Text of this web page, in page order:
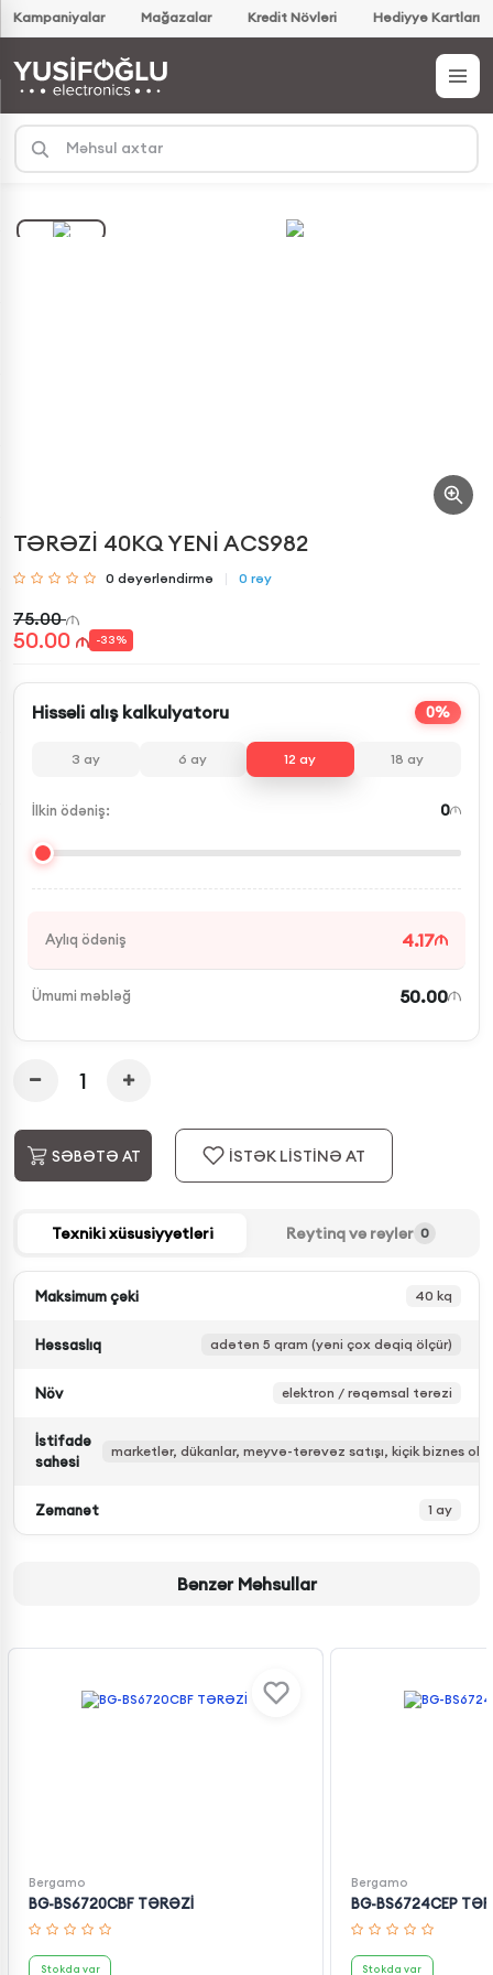
Kampaniyalar Mağazalar Kredit Növləri Hədiyyə Kartları
TƏRƏZİ 40KQ YENİ ACS982
0 dəyərləndirmə 0 rəy
75.00
50.00 -33%
Hissəli alış kalkulyatoru 0%
3 ay 6 ay 12 ay 18 ay
İlkin ödəniş: 0
Aylıq ödəniş 4.17
Ümumi məbləğ 50.00
SƏBƏTƏ AT İSTƏK LİSTİNƏ AT
Texniki xüsusiyyətləri Reytinq və rəylər 0
Maksimum çəki 40 kq
Həssaslıq adətən 5 qram (yəni çox dəqiq ölçür)
Növ elektron / rəqəmsal tərəzi
İstifadə
sahəsi
marketlər, dükanlar, meyvə-tərəvəz satışı, kiçik biznes
Zəmanət 1 ay
Bənzər Məhsullar
Bergamo
BG-BS6720CBF TƏRƏZİ
Stokda var
Bergamo
BG-BS6724CEP
Stokda var